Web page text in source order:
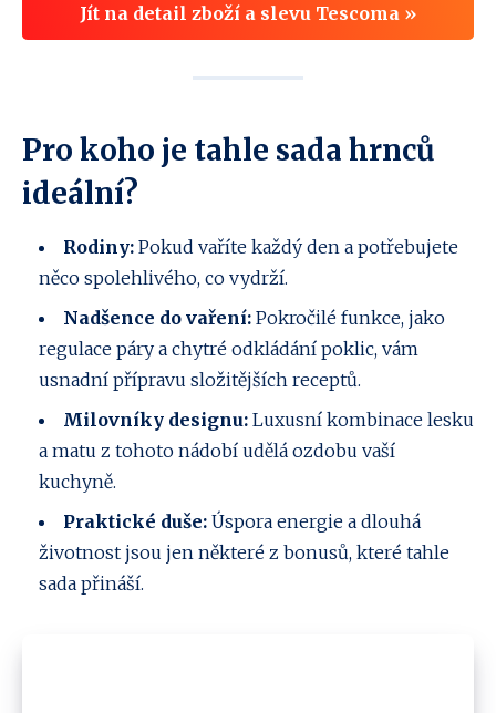
Jít na detail zboží a slevu Tescoma »
Pro koho je tahle sada hrnců
ideální?
Rodiny: Pokud vaříte každý den a potřebujete
něco spolehlivého, co vydrží.
Nadšence do vaření: Pokročilé funkce, jako
regulace páry a chytré odkládání poklic, vám
usnadní přípravu složitějších receptů.
Milovníky designu: Luxusní kombinace lesku
a matu z tohoto nádobí udělá ozdobu vaší
kuchyně.
Praktické duše: Úspora energie a dlouhá
životnost jsou jen některé z bonusů, které tahle
sada přináší.